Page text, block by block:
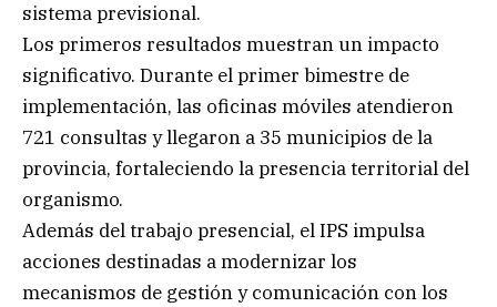
sistema previsional.
Los primeros resultados muestran un impacto
significativo. Durante el primer bimestre de
implementación, las oficinas móviles atendieron
721 consultas y llegaron a 35 municipios de la
provincia, fortaleciendo la presencia territorial del
organismo.
Además del trabajo presencial, el IPS impulsa
acciones destinadas a modernizar los
mecanismos de gestión y comunicación con los